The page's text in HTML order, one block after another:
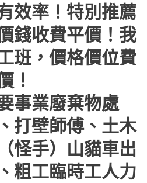
效率！特別推薦
錢收費平價！我
班，價格價位費
！
事業廢棄物處
打壁師傅、土木
怪手）山貓車出
粗工臨時工人力